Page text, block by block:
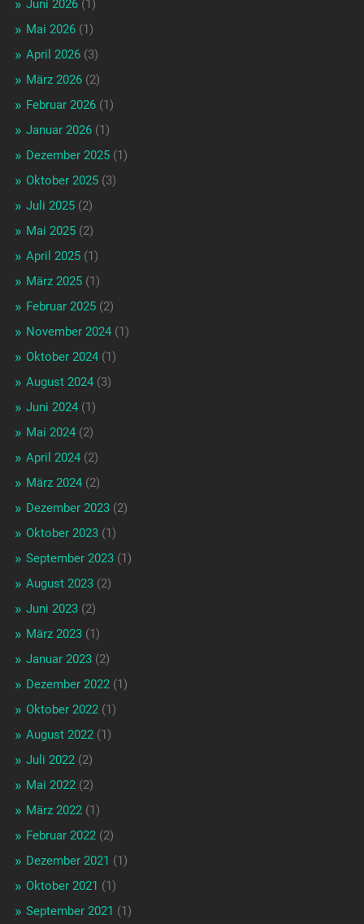
Juni 2026(1)
Mai 2026(1)
April 2026(3)
März 2026(2)
Februar 2026(1)
Januar 2026(1)
Dezember 2025(1)
Oktober 2025(3)
Juli 2025(2)
Mai 2025(2)
April 2025(1)
März 2025(1)
Februar 2025(2)
November 2024(1)
Oktober 2024(1)
August 2024(3)
Juni 2024(1)
Mai 2024(2)
April 2024(2)
März 2024(2)
Dezember 2023(2)
Oktober 2023(1)
September 2023(1)
August 2023(2)
Juni 2023(2)
März 2023(1)
Januar 2023(2)
Dezember 2022(1)
Oktober 2022(1)
August 2022(1)
Juli 2022(2)
Mai 2022(2)
März 2022(1)
Februar 2022(2)
Dezember 2021 (1)
Oktober 2021 (1)
September 2021 (1)